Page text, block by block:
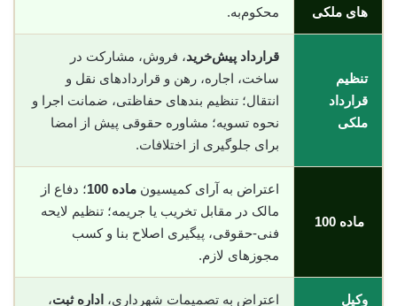
های ملکی
محکوم‌به.
تنظیم
قرارداد
ملکی
قرارداد پیش‌خرید، فروش، مشارکت در
ساخت، اجاره، رهن و قراردادهای نقل و
انتقال؛ تنظیم بندهای حفاظتی، ضمانت اجرا و
نحوه تسویه؛ مشاوره حقوقی پیش از امضا
برای جلوگیری از اختلافات.
ماده 100
اعتراض به آرای کمیسیون ماده 100
؛ دفاع از
مالک در مقابل تخریب یا جریمه؛ تنظیم لایحه
فنی-حقوقی، پیگیری اصلاح بنا و کسب
مجوزهای لازم.
وکیل
اعتراض به تصمیمات شهرداری، اداره ثبت،